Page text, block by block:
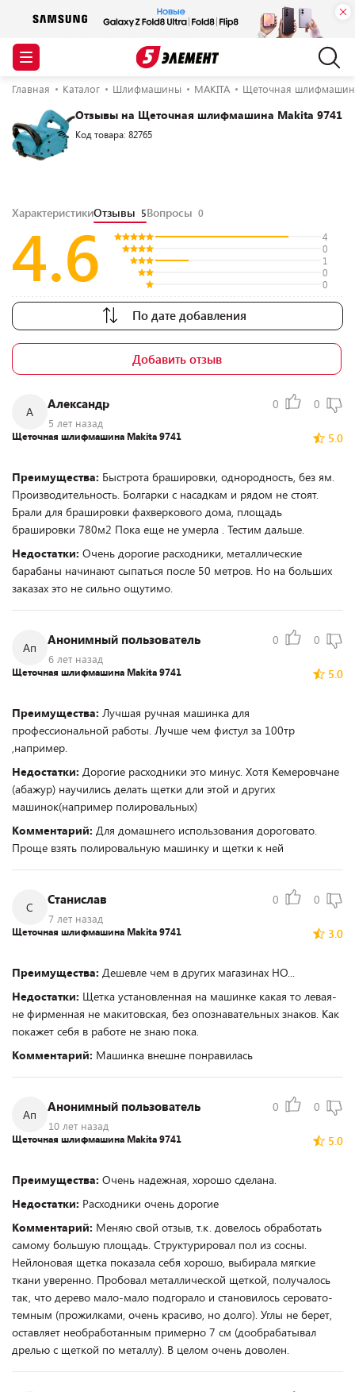
Главная Каталог Шлифмашины MAKITA Щеточная
Отзывы на Щеточная шлифмашина Makita 9741
Код товара: 82765
ХарактеристикиОтзывы 5Вопросы 0
4.6
4
0
1
0
0
По дате добавления
Добавить отзыв
А
Александр
5 лет назад
0 0
5.0
Щеточная шлифмашина Makita 9741
Преимущества: Быстрота брашировки, однородность, без ям.
Производительность. Болгарки с насадкам и рядом не стоят.
Брали для брашировки фахверкового дома, площадь
брашировки 780м2 Пока еще не умерла . Тестим дальше.
Недостатки: Очень дорогие расходники, металлические
барабаны начинают сыпаться после 50 метров. Но на больших
заказах это не сильно ощутимо.
Ап
Анонимный пользователь
6 лет назад
0 0
5.0
Щеточная шлифмашина Makita 9741
Преимущества: Лучшая ручная машинка для
профессиональной работы. Лучше чем фистул за 100тр
,например.
Недостатки: Дорогие расходники это минус. Хотя Кемеровчане
(абажур) научились делать щетки дли этой и других
машинок(например полировальных)
Комментарий: Для домашнего использования дороговато.
Проще взять полировальную машинку и щетки к ней
С
Станислав
7 лет назад
0 0
3.0
Щеточная шлифмашина Makita 9741
Преимущества: Дешевле чем в других магазинах НО...
Недостатки: Щетка установленная на машинке какая то левая-
не фирменная не макитовская, без опознавательных знаков. Как
покажет себя в работе не знаю пока.
Комментарий: Машинка внешне понравилась
Ап
Анонимный пользователь
10 лет назад
0 0
5.0
Щеточная шлифмашина Makita 9741
Преимущества: Очень надежная, хорошо сделана.
Недостатки: Расходники очень дорогие
Комментарий: Меняю свой отзыв, т.к. довелось обработать
самому большую площадь. Структурировал пол из сосны.
Нейлоновая щетка показала себя хорошо, выбирала мягкие
ткани уверенно. Пробовал металлической щеткой, получалось
так, что дерево мало-мало подгорало и становилось серовато-
темным (прожилками, очень красиво, но долго). Углы не берет,
оставляет необработанным примерно 7 см (дообрабатывал
дрелью с щеткой по металлу). В целом очень доволен.